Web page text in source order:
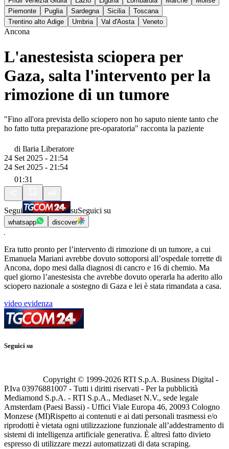
Piemonte
Puglia Sardegna Sicilia
Toscana
Trentino alto Adige
Umbria Val d'Aosta Veneto
Ancona
L'anestesista sciopera per
Gaza, salta l'intervento per la
rimozione di un tumore
"Fino all'ora prevista dello sciopero non ho saputo niente tanto che
ho fatto tutta preparazione pre-oparatoria" racconta la paziente
di Ilaria Liberatore
24 Set 2025 - 21:54
24 Set 2025 - 21:54
01:31
Segui suSeguici su
whatsapp discover
Era tutto pronto per l’intervento di rimozione di un tumore, a cui
Emanuela Mariani avrebbe dovuto sottoporsi all’ospedale torrette di
Ancona, dopo mesi dalla diagnosi di cancro e 16 di chemio. Ma
quel giorno l’anestesista che avrebbe dovuto operarla ha aderito allo
sciopero nazionale a sostegno di Gaza e lei è stata rimandata a casa.
video evidenza
Seguici su
Copyright © 1999-2026 RTI S.p.A. Business Digital -
P.Iva 03976881007 - Tutti i diritti riservati - Per la pubblicità
Mediamond S.p.A. - RTI S.p.A., Mediaset N.V., sede legale
Amsterdam (Paesi Bassi) - Uffici Viale Europa 46, 20093 Cologno
Monzese (MI)Rispetto ai contenuti e ai dati personali trasmessi e/o
riprodotti è vietata ogni utilizzazione funzionale all’addestramento di
sistemi di intelligenza artificiale generativa. È altresì fatto divieto
espresso di utilizzare mezzi automatizzati di data scraping.